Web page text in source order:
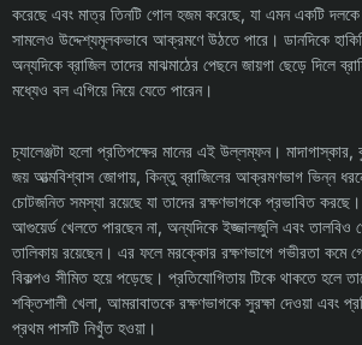
করেছে এবং মাত্র তিনটি গোল হজম করেছে, যা এমন একটি দলকে
সামলেও উদ্দেশ্যমূলকভাবে আক্রমণে উঠতে পারে। ডানদিকে
অন্যদিকে ব্রাজিল তাদের মাঝমাঠের পেছনে জায়গা ছেড়ে দিলে
মধ্যেও বল এগিয়ে নিয়ে যেতে পারেন।
চ্যালেঞ্জটা হলো প্রতিপক্ষের মানের এই উল্লম্ফন। মাদাগাস্কার,
জয় আত্মবিশ্বাস জোগায়, কিন্তু ব্রাজিলের আক্রমণভাগ ভিন্ন
চোটজনিত সমস্যা রয়েছে যা তাদের রক্ষণভাগকে প্রভাবিত
আগুয়ের্ড খেলতে পারছেন না, অন্যদিকে ইজ্জালজুলি এবং তালবিও
তালিকায় রয়েছেন। এর ফলে মরক্কোর রক্ষণভাগে গভীরতা কমে
বিকল্পও সীমিত হয়ে পড়েছে। প্রতিযোগিতায় টিকে থাকতে হলে
শক্তিশালী খেলা, আমরাবাতকে রক্ষণভাগকে সুরক্ষা দেওয়া এবং
প্রথম পাসটি নিখুঁত হওয়া।